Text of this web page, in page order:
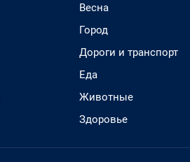
Весна
Город
Дороги и транспорт
Еда
Животные
Здоровье